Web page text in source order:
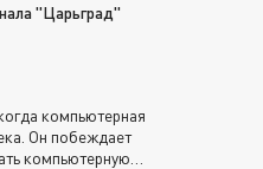
"Царьград"
компьютерная
Он побеждает
компьютерную